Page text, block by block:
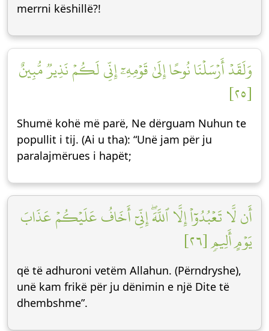
merrni këshillë?!
وَلَقَدۡ أَرۡسَلۡنَا نُوحًا إِلَىٰ قَوۡمِهِۦٓ إِنِّي لَكُمۡ نَذِيرٞ مُّبِينٌ
[٢٥]
Shumë kohë më parë, Ne dërguam Nuhun te
popullit i tij. (Ai u tha): “Unë jam për ju
paralajmërues i hapët;
أَن لَّا تَعۡبُدُوٓاْ إِلَّا ٱللَّهَۖ إِنِّيٓ أَخَافُ عَلَيۡكُمۡ عَذَابَ
يَوۡمٍ أَلِيمٖ [٢٦]
që të adhuroni vetëm Allahun. (Përndryshe),
unë kam frikë për ju dënimin e një Dite të
dhembshme”.